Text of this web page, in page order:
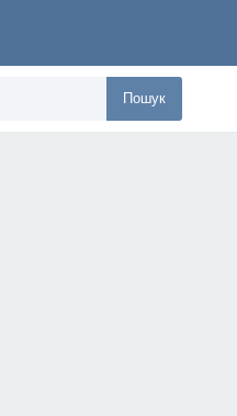
Пошук